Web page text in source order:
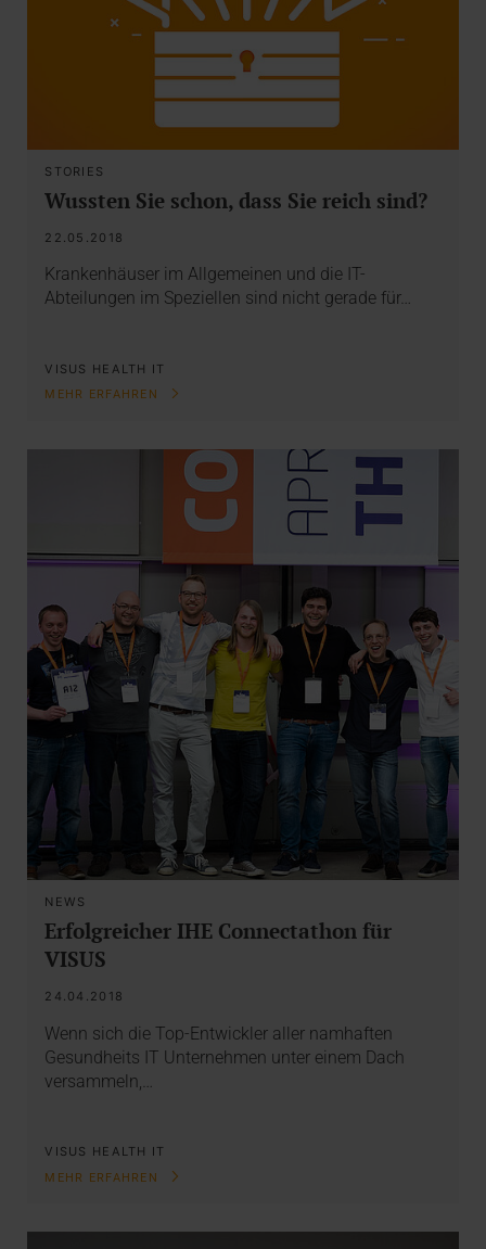
STORIES
Wussten Sie schon, dass Sie reich sind?
22.05.2018
Krankenhäuser im Allgemeinen und die IT-
Abteilungen im Speziellen sind nicht gerade für…
VISUS HEALTH IT
MEHR ERFAHREN
NEWS
Erfolgreicher IHE Connectathon für
VISUS
24.04.2018
Wenn sich die Top-Entwickler aller namhaften
Gesundheits IT Unternehmen unter einem Dach
versammeln,…
VISUS HEALTH IT
MEHR ERFAHREN